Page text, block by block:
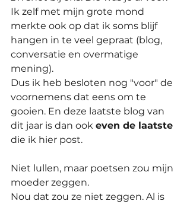
Ik zelf met mijn grote mond
merkte ook op dat ik soms blijf
hangen in te veel gepraat (blog,
conversatie en overmatige
mening).
Dus ik heb besloten nog "voor" de
voornemens dat eens om te
gooien. En deze laatste blog van
dit jaar is dan ook even de laatste
die ik hier post.
Niet lullen, maar poetsen zou mijn
moeder zeggen.
Nou dat zou ze niet zeggen. Al is